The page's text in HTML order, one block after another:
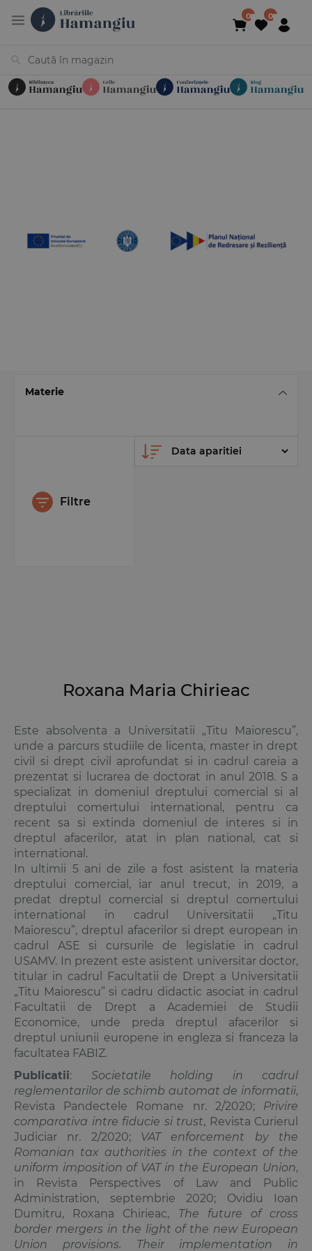
Materie
Filtre
Roxana Maria Chirieac
Este absolventa a Universitatii „Titu Maiorescu”,
unde a parcurs studiile de licenta, master in drept
civil si drept civil aprofundat si in cadrul careia a
prezentat si lucrarea de doctorat in anul 2018. S a
specializat in domeniul dreptului comercial si al
dreptului comertului international, pentru ca
recent sa si extinda domeniul de interes si in
dreptul afacerilor, atat in plan national, cat si
international.
In ultimii 5 ani de zile a fost asistent la materia
dreptului comercial, iar anul trecut, in 2019, a
predat dreptul comercial si dreptul comertului
international in cadrul Universitatii „Titu
Maiorescu”, dreptul afacerilor si drept european in
cadrul ASE si cursurile de legislatie in cadrul
USAMV. In prezent este asistent universitar doctor,
titular in cadrul Facultatii de Drept a Universitatii
„Titu Maiorescu” si cadru didactic asociat in cadrul
Facultatii de Drept a Academiei de Studii
Economice, unde preda dreptul afacerilor si
dreptul uniunii europene in engleza si franceza la
facultatea FABIZ.
Publicatii: Societatile holding in cadrul
reglementarilor de schimb automat de informatii,
Revista Pandectele Romane nr. 2/2020; Privire
comparativa intre fiducie si trust, Revista Curierul
Judiciar nr. 2/2020; VAT enforcement by the
Romanian tax authorities in the context of the
uniform imposition of VAT in the European Union,
in Revista Perspectives of Law and Public
Administration, septembrie 2020; Ovidiu Ioan
Dumitru, Roxana Chirieac, The future of cross
border mergers in the light of the new European
Union provisions. Their implementation in